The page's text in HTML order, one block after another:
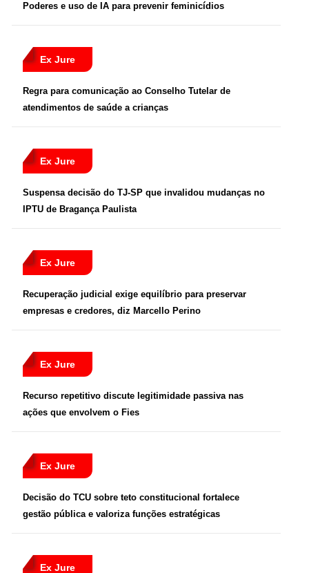
Poderes e uso de IA para prevenir feminicídios
Ex Jure
Regra para comunicação ao Conselho Tutelar de
atendimentos de saúde a crianças
Ex Jure
Suspensa decisão do TJ-SP que invalidou mudanças no
IPTU de Bragança Paulista
Ex Jure
Recuperação judicial exige equilíbrio para preservar
empresas e credores, diz Marcello Perino
Ex Jure
Recurso repetitivo discute legitimidade passiva nas
ações que envolvem o Fies
Ex Jure
Decisão do TCU sobre teto constitucional fortalece
gestão pública e valoriza funções estratégicas
Ex Jure